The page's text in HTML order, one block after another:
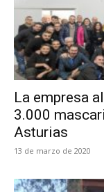
La empresa
3.000
Asturias
13 de marzo de 2020